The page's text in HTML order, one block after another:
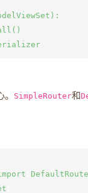
SimpleRouter和